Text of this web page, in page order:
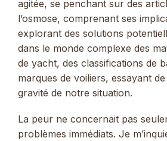
agitée, se penchant sur des
l’osmose, comprenant ses
explorant des solutions
dans le monde complexe des
de yacht, des classifications de
marques de voiliers, essayant
gravité de notre situation.
La peur ne concernait pas
problèmes immédiats. Je